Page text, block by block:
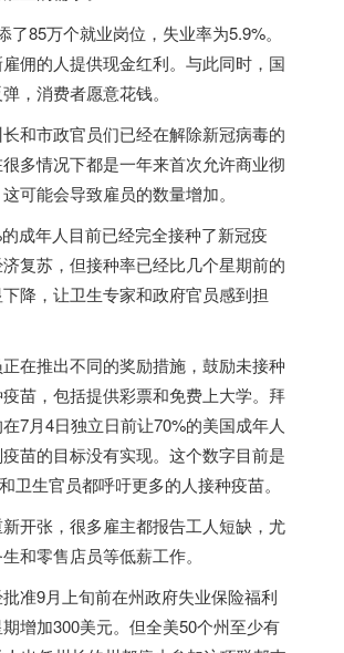
了85万个就业岗位，失业率为5.9%。
佣的人提供现金红利。与此同时，国
，消费者愿意花钱。
和市政官员们已经在解除新冠病毒的
多情况下都是一年来首次允许商业彻
可能会导致雇员的数量增加。
成年人目前已经完全接种了新冠疫
复苏，但接种率已经比几个星期前的
降，让卫生专家和政府官员感到担
在推出不同的奖励措施，鼓励未接种
苗，包括提供彩票和免费上大学。拜
7月4日独立日前让70%的美国成年人
苗的目标没有实现。这个数字目前是
卫生官员都呼吁更多的人接种疫苗。
开张，很多雇主都报告工人短缺，尤
和零售店员等低薪工作。
准9月上旬前在州政府失业保险福利
增加300美元。但全美50个州至少有